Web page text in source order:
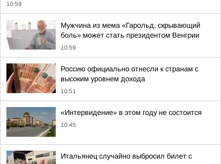
10:59
Мужчина из мема «Гарольд, скрывающий
боль» может стать президентом Венгрии
10:59
Россию официально отнесли к странам с
высоким уровнем дохода
10:51
«Интервидение» в этом году не состоится
10:45
Итальянец случайно выбросил билет с